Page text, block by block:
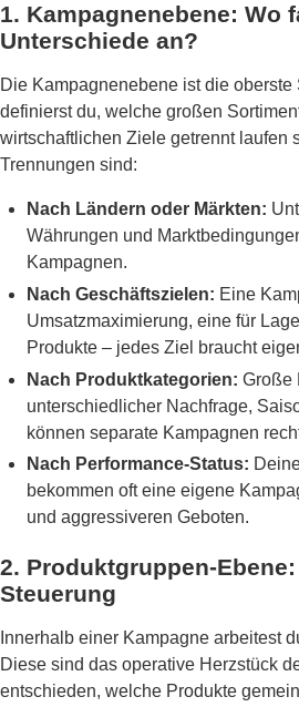
1. Kampagnenebene: Wo
Unterschiede an?
Die Kampagnenebene ist die oberste
definierst du, welche großen
wirtschaftlichen Ziele getrennt laufen
Trennungen sind:
Nach Ländern oder Märkten:
Währungen und
Kampagnen.
Nach Geschäftszielen: Eine
Umsatzmaximierung, eine für
Produkte – jedes Ziel braucht
Nach Produktkategorien: Große
unterschiedlicher Nachfrage,
können separate Kampagnen
Nach Performance-Status:
bekommen oft eine eigene
und aggressiveren Geboten.
2. Produktgruppen-
Steuerung
Innerhalb einer Kampagne arbeitest
Diese sind das operative Herzstück
entschieden, welche Produkte